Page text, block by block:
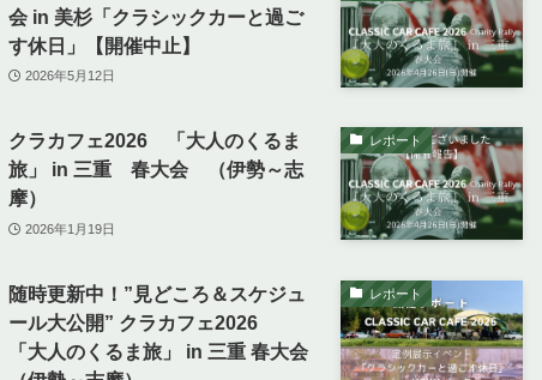
会 in 美杉「クラシックカーと過ご
す休日」【開催中止】
2026年5月12日
クラカフェ2026 「大人のくるま
旅」 in 三重 春大会 （伊勢～志
摩）
2026年1月19日
随時更新中！”見どころ＆スケジュ
ール大公開” クラカフェ2026
「大人のくるま旅」 in 三重 春大会
レポート
レポート